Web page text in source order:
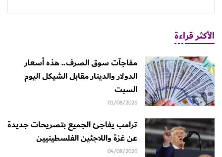
الأكثر قراءة
مفاجآت سوق الصرف.. هذه أسعار
الدولار والدينار مقابل الشيكل اليوم
السبت
01/08/2026
ترامب يفاجئ الجميع بتصريحات جديدة
عن غزة واللاجئين الفلسطينيين
04/08/2026